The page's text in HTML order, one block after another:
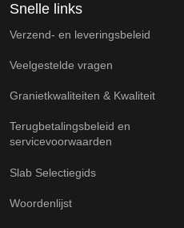
Snelle links
Verzend- en leveringsbeleid
Veelgestelde vragen
Granietkwaliteiten & Kwaliteit
Terugbetalingsbeleid en
servicevoorwaarden
Slab Selectiegids
Woordenlijst